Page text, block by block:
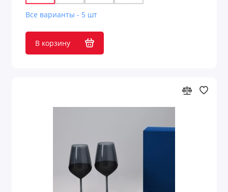
Все варианты - 5 шт
В корзину